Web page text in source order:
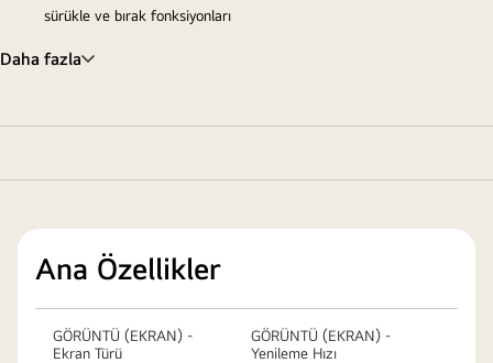
sürükle ve bırak fonksiyonları
Daha fazla
Ana Özellikler
GÖRÜNTÜ (EKRAN) -
Ekran Türü
GÖRÜNTÜ (EKRAN) -
Yenileme Hızı